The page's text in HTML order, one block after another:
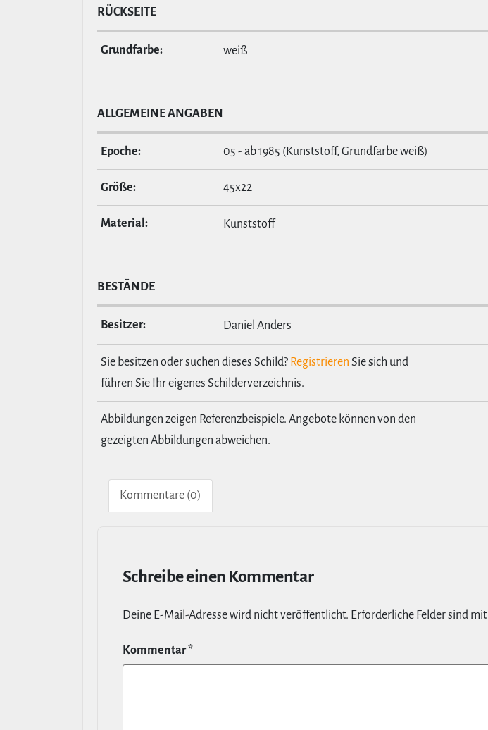
RÜCKSEITE
Grund­farbe: weiß
ALL­GE­MEINE ANGABEN
Epoche: 05 - ab 1985 (Kunststoff, Grundfarbe weiß)
Größe: 45x22
Material: Kunststoff
BESTÄNDE
Besitzer: Daniel Anders
Sie besitzen oder suchen dieses Schild? Registrieren Sie sich und
führen Sie Ihr eigenes Schilderverzeichnis.
Abbildungen zeigen Referenzbeispiele. Angebote können von den
gezeigten Abbildungen abweichen.
Kom­men­tare (0)
Schreibe einen Kommentar
Deine E‑Mail-​Adresse wird nicht ver­öf­fent­licht. Erfor­der­liche Felder sind mit
Kommentar*